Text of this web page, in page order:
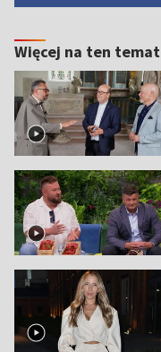
Więcej na ten temat